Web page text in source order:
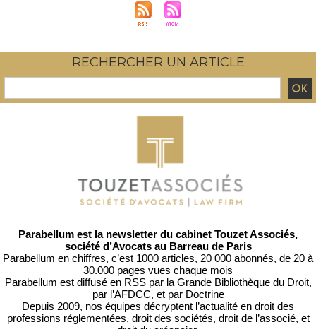
RECHERCHER UN ARTICLE
Parabellum est la newsletter du cabinet Touzet Associés,
société d’Avocats au Barreau de Paris
Parabellum en chiffres, c’est 1000 articles, 20 000 abonnés, de 20 à
30.000 pages vues chaque mois
Parabellum est diffusé en RSS par la Grande Bibliothèque du Droit,
par l’AFDCC, et par Doctrine
Depuis 2009, nos équipes décryptent l’actualité en droit des
professions réglementées, droit des sociétés, droit de l’associé, et